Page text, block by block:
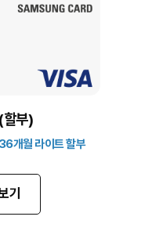
할부)
개월 라이트 할부
기